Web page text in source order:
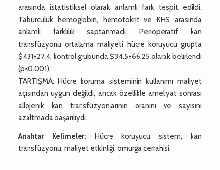
arasında istatistiksel olarak anlamlı fark tespit edildi.
Taburculuk hemoglobin, hemotokrit ve KHS arasında
anlamlı farklılık saptanmadı. Perioperatif kan
transfüzyonu ortalama maliyeti hücre koruyucu grupta
$431±27.4, kontrol grubunda $34.5±66.25 olarak belirlendi
(p<0.001).
TARTIŞMA: Hücre koruma sisteminin kullanımı maliyet
açısından uygun değildi, ancak özellikle ameliyat sonrası
allojenik kan transfüzyonlarının oranını ve sayısını
azaltmada başarılıydı.
Anahtar Kelimeler: Hücre koruyucu sistem, kan
transfüzyonu; maliyet etkinliği; omurga cerrahisi.